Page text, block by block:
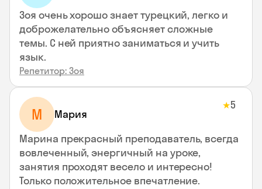
Зоя очень хорошо знает турецкий, легко и
доброжелательно объясняет сложные
темы. С ней приятно заниматься и учить
язык.
Репетитор: Зоя
М Мария
★5
Марина прекрасный преподаватель, всегда
вовлеченный, энергичный на уроке,
занятия проходят весело и интересно!
Только положительное впечатление.